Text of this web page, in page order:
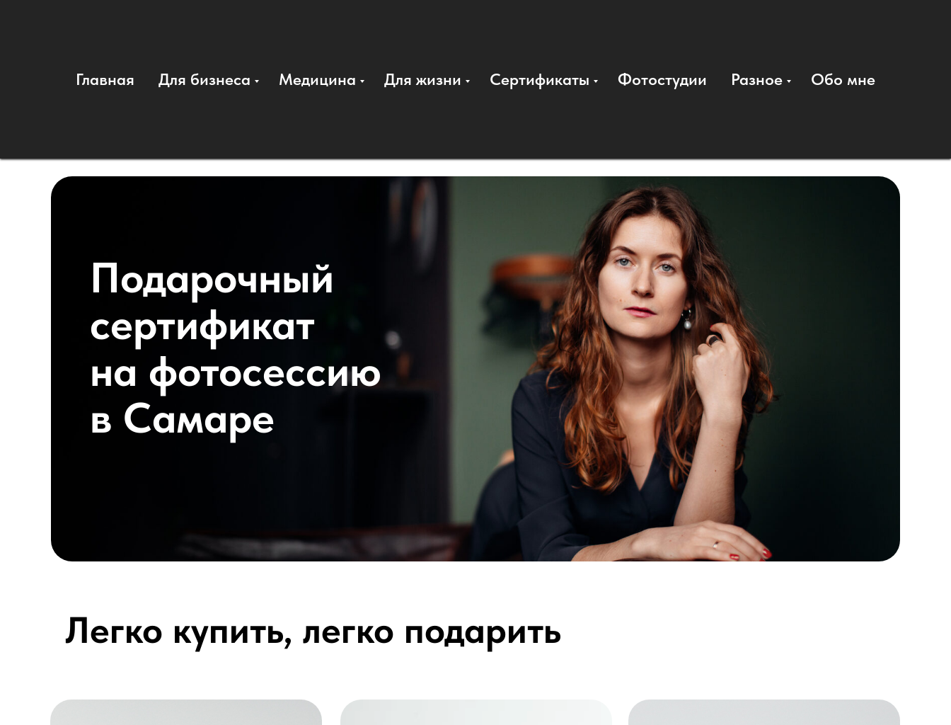
Главная Для бизнеса Медицина Для жизни Сертификаты Фотостудии Разное Обо мне
Максим Бубнов
Подарочный
сертификат
на фотосессию
в Самаре
Легко купить, легко подарить